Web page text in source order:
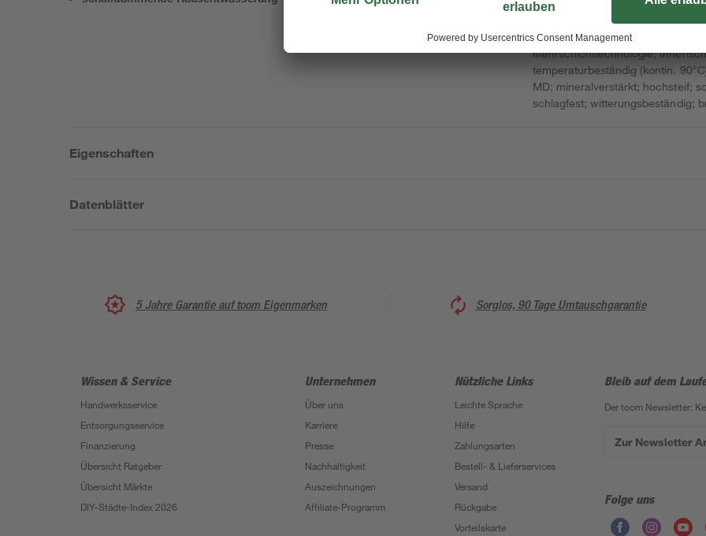
Anschlussmöglichkeit an
Übergangsstücke. Darüber
gewährleistet somit eine sichere
Mehrschichttechnologie;
temperaturbeständig (kontin.
MD; mineralverstärkt; hochsteif;
schlagfest; witterungsbeständig;
Eigenschaften
Datenblätter
5 Jahre Garantie auf toom Eigenmarken Sorglos, 90 Tage Umtauschgarantie
Wissen & Service
Handwerksservice
Entsorgungsservice
Finanzierung
Übersicht Ratgeber
Übersicht Märkte
DIY-Städte-Index 2026
Unternehmen
Über uns
Karriere
Presse
Nachhaltigkeit
Auszeichnungen
Affiliate-Programm
Nützliche Links
Leichte Sprache
Hilfe
Zahlungsarten
Bestell- & Lieferservices
Versand
Rückgabe
Vorteilskarte
Bleib auf dem
Der toom Newsletter:
Zur Newsletter
Folge uns